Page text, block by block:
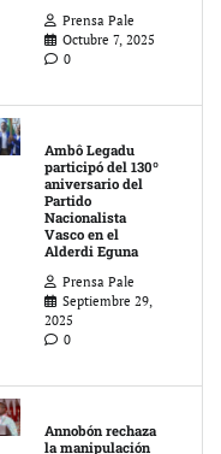
Prensa Pale
Octubre 7, 2025
0
Ambô Legadu
participó del 130º
aniversario del
Partido
Nacionalista
Vasco en el
Alderdi Eguna
Prensa Pale
Septiembre 29,
2025
0
Annobón rechaza
la manipulación